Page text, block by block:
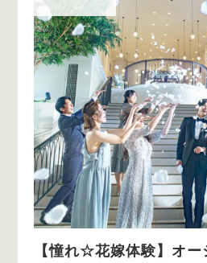
【憧れ☆花嫁体験】オー